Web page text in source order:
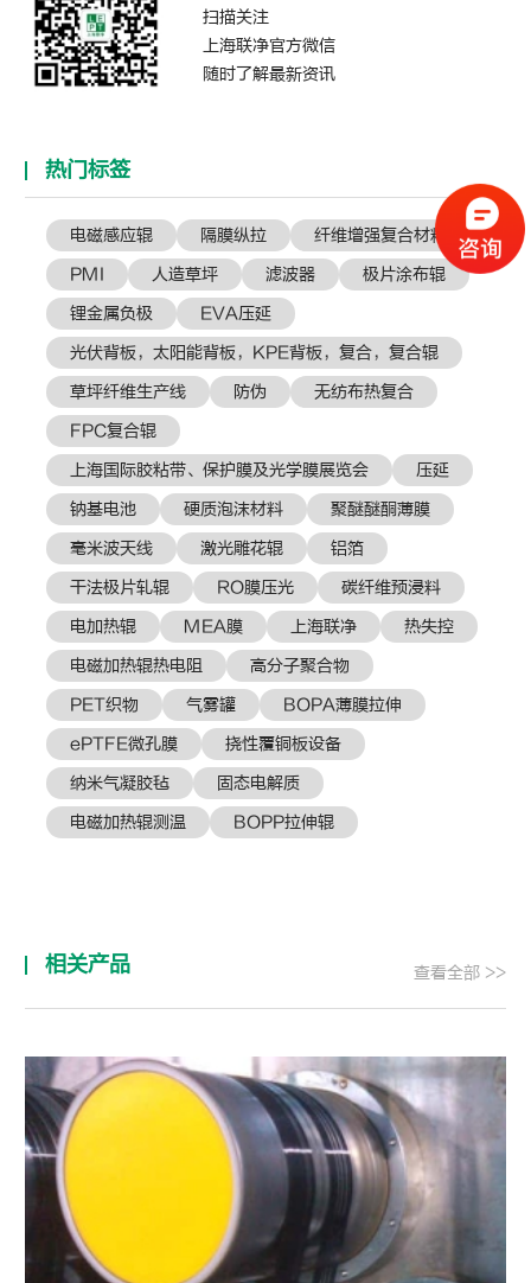
扫描关注
上海联净官方微信
随时了解最新资讯
热门标签
电磁感应辊 隔膜纵拉
纤维增强复合材料
PMI
人造草坪 滤波器
极片涂布辊
锂金属负极
EVA压延
光伏背板，太阳能背板，KPE背板，复合，复合辊
草坪纤维生产线
防伪
无纺布热复合
FPC复合辊
上海国际胶粘带、保护膜及光学膜展览会
压延
钠基电池
硬质泡沫材料
聚醚醚酮薄膜
毫米波天线
激光雕花辊
铝箔
干法极片轧辊
RO膜压光
碳纤维预浸料
电加热辊
MEA膜 上海联净
热失控
电磁加热辊热电阻
高分子聚合物
PET织物
气雾罐
BOPA薄膜拉伸
ePTFE微孔膜
挠性覆铜板设备
纳米气凝胶毡
固态电解质
电磁加热辊测温
BOPP拉伸辊
相关产品 查看全部 >>